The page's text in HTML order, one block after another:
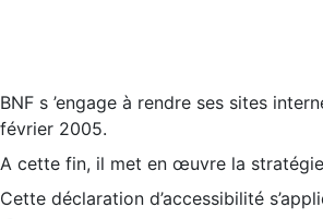
BNF s ’engage à rendre ses sites
février 2005.
A cette fin, il met en œuvre la
Cette déclaration d’accessibilité